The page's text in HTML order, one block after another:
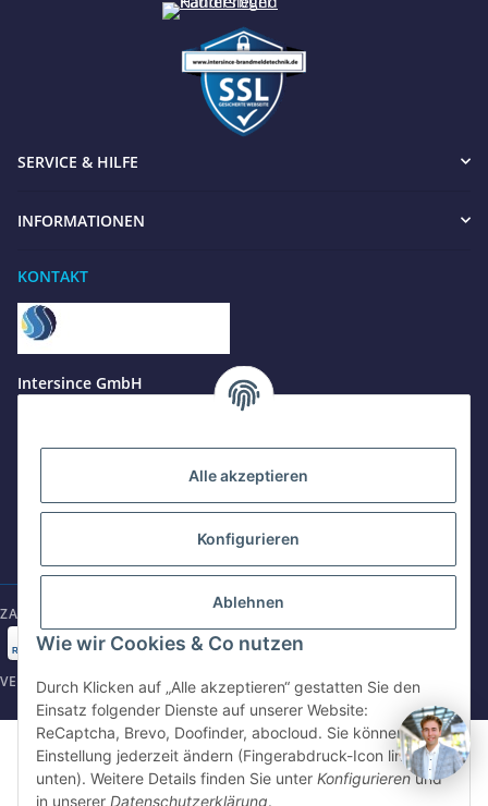
Wir sind gerne für Sie da
Jetzt anrufen
+49 8679 984969 - 0
werktags Mo–Fr 8:30–17:00 Uhr
WhatsApp
+49 162 5669885
E-Mail schreiben
shop@intersince.de
Webseite besuchen
www.intersince-group.de
SERVICE & HILFE
INFORMATIONEN
KONTAKT
Intersince GmbH
84508 Burgkirchen a.d.Alz
Mo-Fr: 8:30 - 17:00 Uhr
ZAHLUNGSARTEN
VERSANDARTEN
©2025 Intersince GmbH | powered by Intersince Group
* Alle Preise zzgl. MwSt., zzgl.Versand
** Unverbindliche Verkaufspreisempfehlung des Hersteller
Alle akzeptieren
Konfigurieren
Ablehnen
Wie wir Cookies & Co nutzen
Durch Klicken auf „Alle akzeptieren“ gestatten Sie den
Einsatz folgender Dienste auf unserer Website:
ReCaptcha, Brevo, Doofinder, abocloud. Sie können die
Einstellung jederzeit ändern (Fingerabdruck-Icon links
unten). Weitere Details finden Sie unter Konfigurierenund
in unserer Datenschutzerklärung.